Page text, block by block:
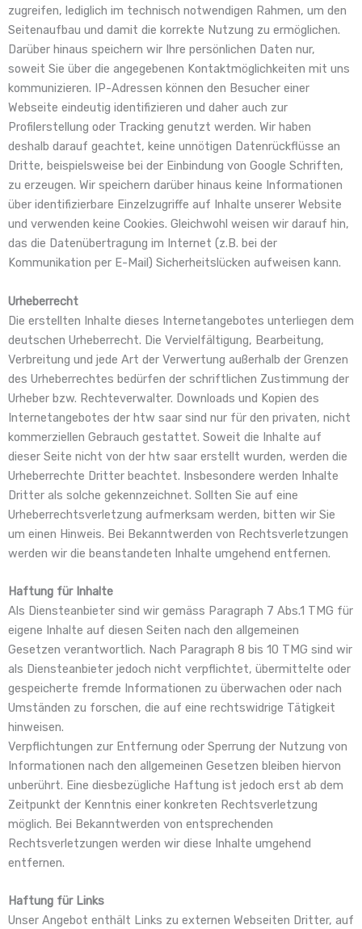
zugreifen, lediglich im technisch notwendigen Rahmen, um den
Seitenaufbau und damit die korrekte Nutzung zu ermöglichen.
Darüber hinaus speichern wir Ihre persönlichen Daten nur,
soweit Sie über die angegebenen Kontaktmöglichkeiten mit uns
kommunizieren. IP-Adressen können den Besucher einer
Webseite eindeutig identifizieren und daher auch zur
Profilerstellung oder Tracking genutzt werden. Wir haben
deshalb darauf geachtet, keine unnötigen Datenrückflüsse an
Dritte, beispielsweise bei der Einbindung von Google Schriften,
zu erzeugen. Wir speichern darüber hinaus keine Informationen
über identifizierbare Einzelzugriffe auf Inhalte unserer Website
und verwenden keine Cookies. Gleichwohl weisen wir darauf hin,
das die Datenübertragung im Internet (z.B. bei der
Kommunikation per E-Mail) Sicherheitslücken aufweisen kann.
Urheberrecht
Die erstellten Inhalte dieses Internetangebotes unterliegen dem
deutschen Urheberrecht. Die Vervielfältigung, Bearbeitung,
Verbreitung und jede Art der Verwertung außerhalb der Grenzen
des Urheberrechtes bedürfen der schriftlichen Zustimmung der
Urheber bzw. Rechteverwalter. Downloads und Kopien des
Internetangebotes der htw saar sind nur für den privaten, nicht
kommerziellen Gebrauch gestattet. Soweit die Inhalte auf
dieser Seite nicht von der htw saar erstellt wurden, werden die
Urheberrechte Dritter beachtet. Insbesondere werden Inhalte
Dritter als solche gekennzeichnet. Sollten Sie auf eine
Urheberrechtsverletzung aufmerksam werden, bitten wir Sie
um einen Hinweis. Bei Bekanntwerden von Rechtsverletzungen
werden wir die beanstandeten Inhalte umgehend entfernen.
Haftung für Inhalte
Als Diensteanbieter sind wir gemäss Paragraph 7 Abs.1 TMG für
eigene Inhalte auf diesen Seiten nach den allgemeinen
Gesetzen verantwortlich. Nach Paragraph 8 bis 10 TMG sind wir
als Diensteanbieter jedoch nicht verpflichtet, übermittelte oder
gespeicherte fremde Informationen zu überwachen oder nach
Umständen zu forschen, die auf eine rechtswidrige Tätigkeit
hinweisen.
Verpflichtungen zur Entfernung oder Sperrung der Nutzung von
Informationen nach den allgemeinen Gesetzen bleiben hiervon
unberührt. Eine diesbezügliche Haftung ist jedoch erst ab dem
Zeitpunkt der Kenntnis einer konkreten Rechtsverletzung
möglich. Bei Bekanntwerden von entsprechenden
Rechtsverletzungen werden wir diese Inhalte umgehend
entfernen.
Haftung für Links
Unser Angebot enthält Links zu externen Webseiten Dritter, auf